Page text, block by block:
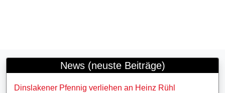
News (neuste Beiträge)
Dinslakener Pfennig verliehen an Heinz Rühl